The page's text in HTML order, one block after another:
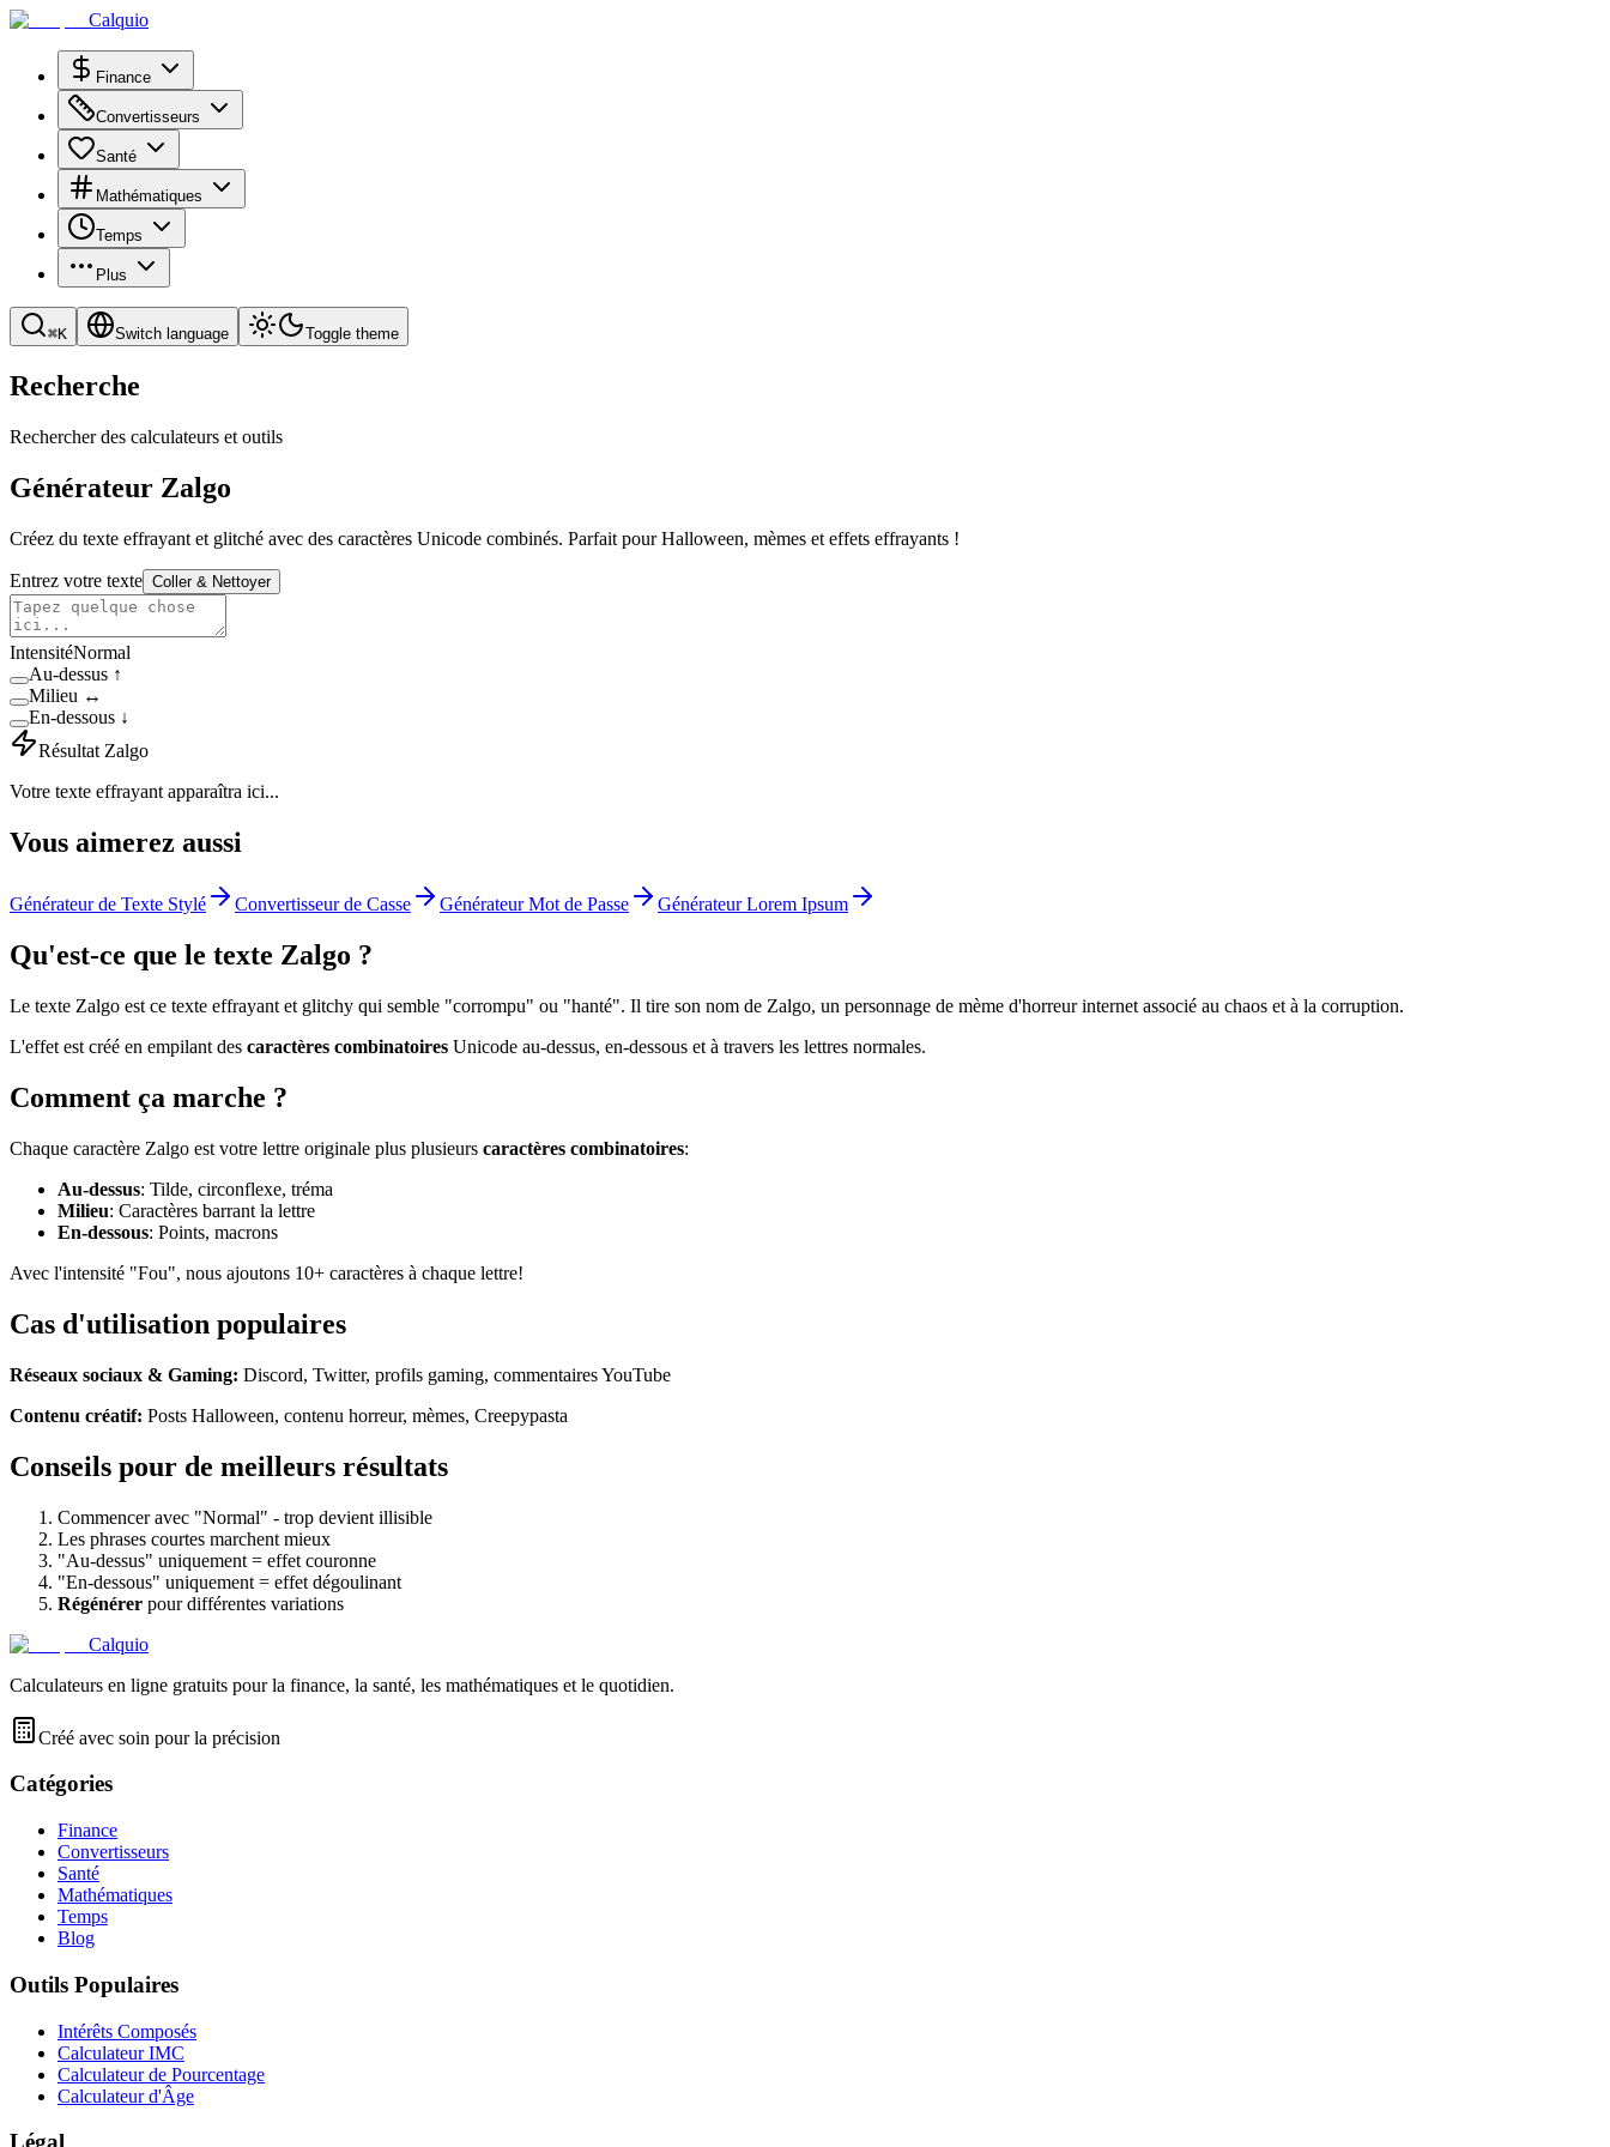
Calquio
Finance
Convertisseurs
Santé
Mathématiques
Temps
Plus
⌘K Switch language Toggle theme
Recherche
Rechercher des calculateurs et outils
Générateur Zalgo
Créez du texte effrayant et glitché avec des caractères Unicode combinés. Parfait pour Halloween, mèmes et effets effrayants !
Entrez votre texte Coller & Nettoyer
IntensitéNormal
Au-dessus ↑
Milieu ↔
En-dessous ↓
Résultat Zalgo
Votre texte effrayant apparaîtra ici...
Vous aimerez aussi
Générateur de Texte Stylé Convertisseur de Casse Générateur Mot de Passe Générateur Lorem Ipsum
Qu'est-ce que le texte Zalgo ?
Le texte Zalgo est ce texte effrayant et glitchy qui semble "corrompu" ou "hanté". Il tire son nom de Zalgo, un personnage de mème d'horreur internet associé au chaos et à la corruption.
L'effet est créé en empilant des caractères combinatoires Unicode au-dessus, en-dessous et à travers les lettres normales.
Comment ça marche ?
Chaque caractère Zalgo est votre lettre originale plus plusieurs caractères combinatoires:
Au-dessus: Tilde, circonflexe, tréma
Milieu: Caractères barrant la lettre
En-dessous: Points, macrons
Avec l'intensité "Fou", nous ajoutons 10+ caractères à chaque lettre!
Cas d'utilisation populaires
Réseaux sociaux & Gaming: Discord, Twitter, profils gaming, commentaires YouTube
Contenu créatif: Posts Halloween, contenu horreur, mèmes, Creepypasta
Conseils pour de meilleurs résultats
Commencer avec "Normal" - trop devient illisible
Les phrases courtes marchent mieux
"Au-dessus" uniquement = effet couronne
"En-dessous" uniquement = effet dégoulinant
Régénérer pour différentes variations
Calquio
Calculateurs en ligne gratuits pour la finance, la santé, les mathématiques et le quotidien.
Créé avec soin pour la précision
Catégories
Finance
Convertisseurs
Santé
Mathématiques
Temps
Blog
Outils Populaires
Intérêts Composés
Calculateur IMC
Calculateur de Pourcentage
Calculateur d'Âge
Légal